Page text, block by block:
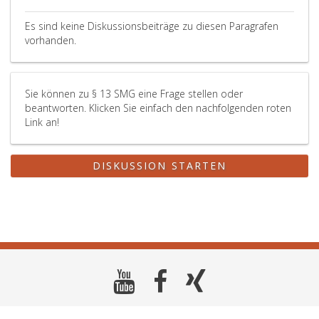
Es sind keine Diskussionsbeiträge zu diesen Paragrafen
vorhanden.
Sie können zu § 13 SMG eine Frage stellen oder
beantworten. Klicken Sie einfach den nachfolgenden roten
Link an!
DISKUSSION STARTEN